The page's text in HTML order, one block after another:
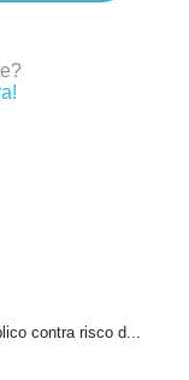
contra risco d...